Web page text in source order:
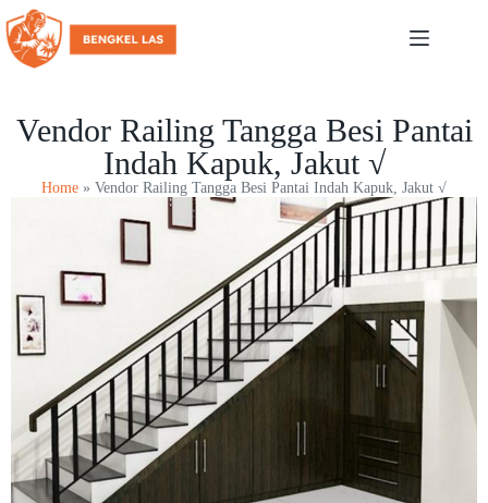
Vendor Railing Tangga Besi Pantai
Indah Kapuk, Jakut √
Home » Vendor Railing Tangga Besi Pantai Indah Kapuk, Jakut √